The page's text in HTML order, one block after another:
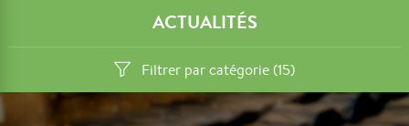
ACTUALITÉS
Filtrer par catégorie (15)